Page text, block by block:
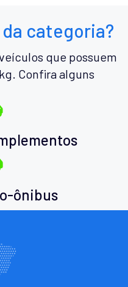
categoria?
que possuem
Confira alguns
ônibus